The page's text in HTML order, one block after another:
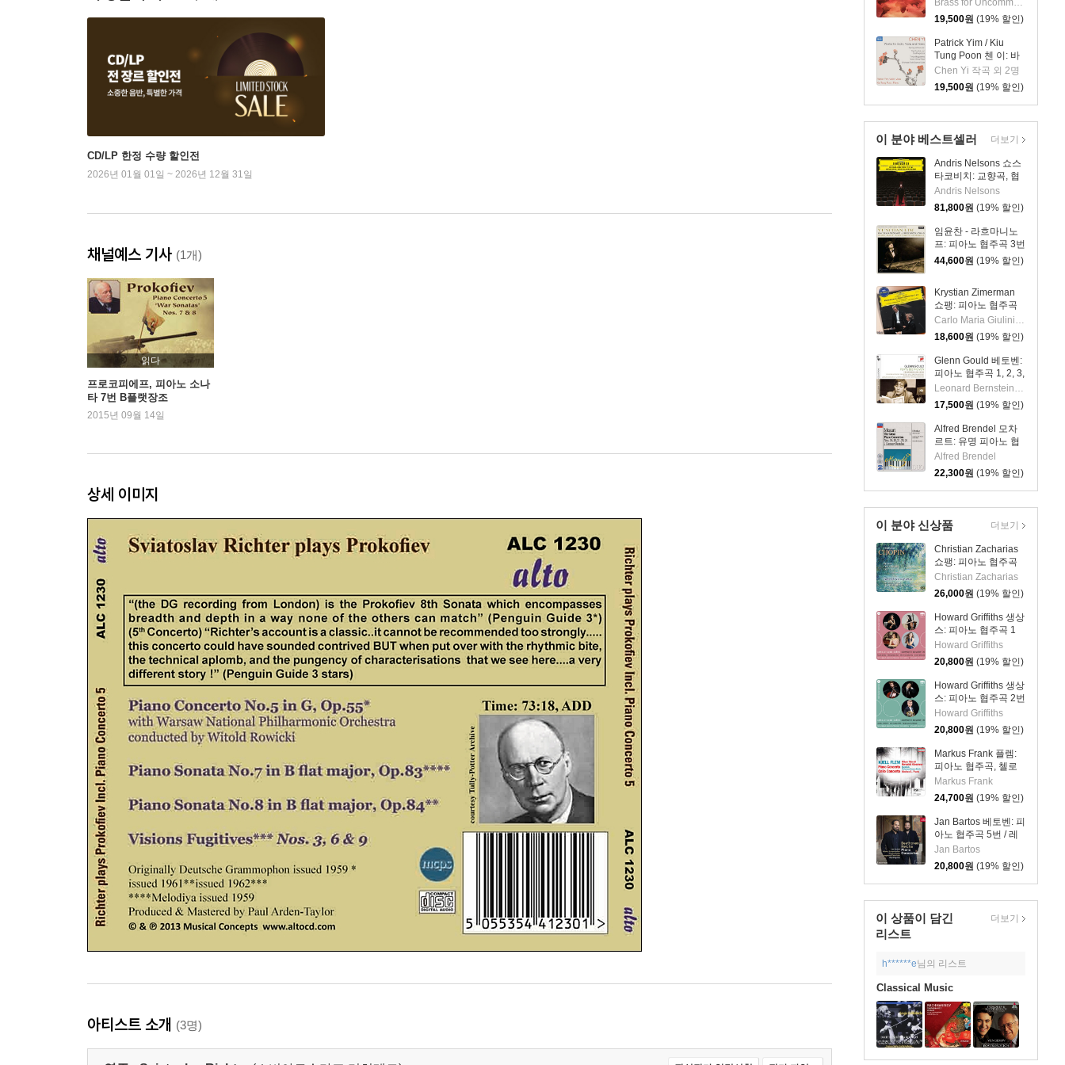
Brass for Uncommon Times 실내악
19,500원 (19% 할인)
Patrick Yim / Kiu
Tung Poon 첸 이: 바
이올린, 비올라, 피아
노 작품집 (Chen Yi:
Works For Violin,
Viola And Piano)
Chen Yi 작곡 외 2명
19,500원 (19% 할인)
이 분야 베스트셀러
Andris Nelsons 쇼스
타코비치: 교향곡, 협
주곡 (Shostakovich:
Symphonies,
Concertos, Lady
Macbeth of Mtsensk
District)
Andris Nelsons
81,800원 (19% 할인)
임윤찬 - 라흐마니노
프: 피아노 협주곡 3번
[반 클라이번 콩쿠르
Piano Concerto
Op.30) [LP]
44,600원 (19% 할인)
Krystian Zimerman
쇼팽: 피아노 협주곡
1, 2번 - 카를로 마리
아 줄리니, 크리스티
안 지메르만 (Chopin:
Piano Concertos)
Carlo Maria Giulini, Krystian Zimerman, LA Philharmonic Orchestra, Frederic Chopin
18,600원 (19% 할인)
Glenn Gould 베토벤:
피아노 협주곡 1, 2, 3,
4, 5번 `황제` - 글렌
굴드 (Beethoven:
The 5 Piano
Concertos)
Leonard Bernstein,Leopold Stokowski,New York Philharmonic,Columbia Symphony Orchestra,Vladimir Golschmann,Ame
17,500원 (19% 할인)
Alfred Brendel 모차
르트: 유명 피아노 협
주곡집 (Mozart: The
Great Piano
Concertos)
Alfred Brendel
22,300원 (19% 할인)
더보기
이 분야 신상품
Christian Zacharias
쇼팽: 피아노 협주곡
제1~2번 (Chopin:
Complete Piano
Concertos) [SACD
Hybrid]
Christian Zacharias
26,000원 (19% 할인)
Howard Griffiths 생상
스: 피아노 협주곡 1
번, 첼로 협주곡 1번,
'동물의 사육제'
(Saint-Saens: Piano
Concerto No.1, Cello
Concerto No.1, Le
Carnaval des
Animaux)
Howard Griffiths
20,800원 (19% 할인)
Howard Griffiths 생상
스: 피아노 협주곡 2번
외 (Saint-Saens:
Piano Concerto No.2
etc)
Howard Griffiths
20,800원 (19% 할인)
Markus Frank 플렘:
피아노 협주곡, 첼로
협주곡 (Flem: Piano
Concerto & Cello
Concerto)
Markus Frank
24,700원 (19% 할인)
Jan Bartos 베토벤: 피
아노 협주곡 5번 / 레
이하: 피아노 협주곡
E플랫장조
(Beethoven: Piano
Concerto No.4,
Reich: Piano
Concerto)
Jan Bartos
20,800원 (19% 할인)
더보기
이 상품이 담긴
리스트
더보기
h******e님의 리스트
Classical Music
CD/LP 한정 수량 할인전
2026년 01월 01일 ~ 2026년 12월 31일
채널예스 기사 (1개)
읽다
프로코피에프, 피아노 소나
타 7번 B플랫장조
2015년 09월 14일
상세 이미지
아티스트 소개 (3명)